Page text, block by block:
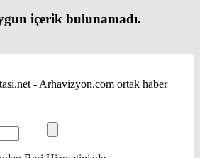
içerik bulunamadı.
- Arhavizyon.com ortak haber